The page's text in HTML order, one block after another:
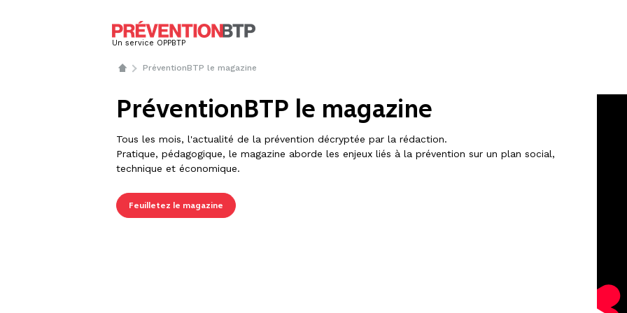
Un service OPPBTP
PréventionBTP le magazine
PréventionBTP le magazine
Tous les mois, l'actualité de la prévention décryptée par la rédaction.
Pratique, pédagogique, le magazine aborde les enjeux liés à la prévention sur un plan social,
technique et économique.
Feuilletez le magazine